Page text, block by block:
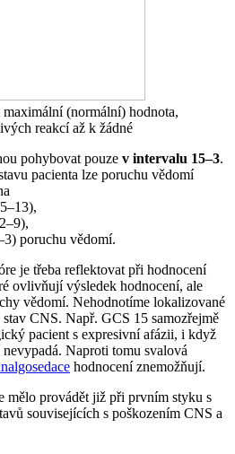
(normální) hodnota,
reakcí až k žádné
pohybovat pouze v intervalu 15–3.
pacienta lze poruchu vědomí
poruchu vědomí.
je třeba reflektovat při hodnocení
ovlivňují výsledek hodnocení, ale
vědomí. Nehodnotíme lokalizované
CNS. Např. GCS 15 samozřejmě
pacient s expresivní afázii, i když
Naproti tomu svalová
hodnocení znemožňují.
mělo provádět již při prvním styku s
souvisejících s poškozením CNS a